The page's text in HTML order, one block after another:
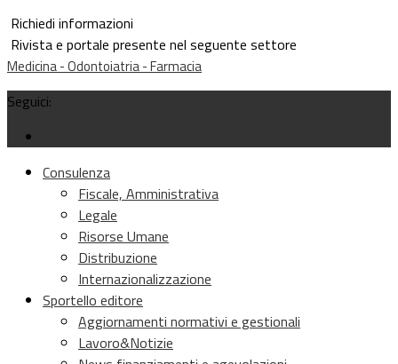
Richiedi informazioni
Rivista e portale presente nel seguente settore
Medicina - Odontoiatria - Farmacia
Seguici:
Consulenza
Fiscale, Amministrativa
Legale
Risorse Umane
Distribuzione
Internazionalizzazione
Sportello editore
Aggiornamenti normativi e gestionali
Lavoro&Notizie